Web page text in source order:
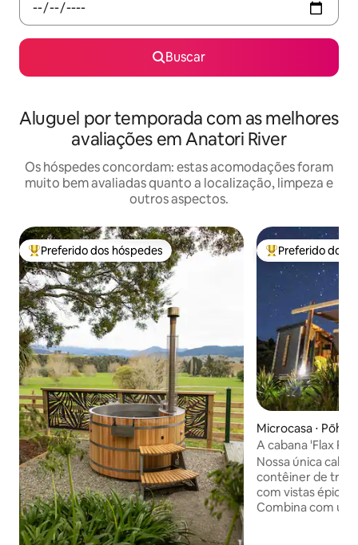
Buscar
Aluguel por temporada com as melhores
avaliações em Anatori River
Os hóspedes concordam: estas acomodações foram
muito bem avaliadas quanto a localização, limpeza e
outros aspectos.
Entre os melhores preferidos dos hóspedes
Preferido dos hóspedes Entre os
Preferido dos
Microcasa ⋅
A cabana 'Flax
vistas incríveis
Nossa única
contêiner de
com vistas épicas
Combina com